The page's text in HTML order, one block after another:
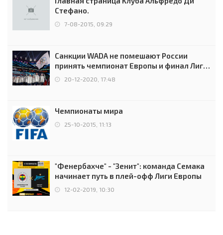
Стефано.
7-08-2015, 09:29
Санкции WADA не помешают России
принять чемпионат Европы и финал Лиги
чемпионов.
20-12-2020, 17:48
Чемпионаты мира
25-10-2015, 11:13
"Фенербахче" - "Зенит": команда Семака
начинает путь в плей-офф Лиги Европы
12-02-2019, 10:30